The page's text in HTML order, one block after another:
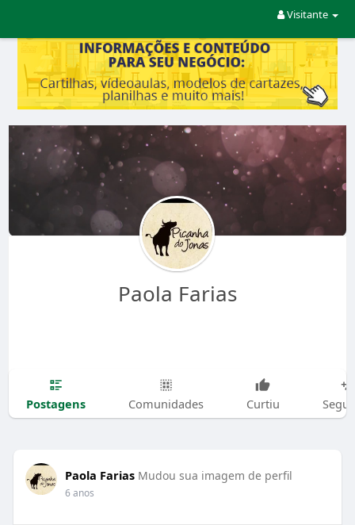
Visitante
Paola Farias
Postagens Comunidades Curtiu
Paola Farias Mudou sua imagem de perfil
6 anos